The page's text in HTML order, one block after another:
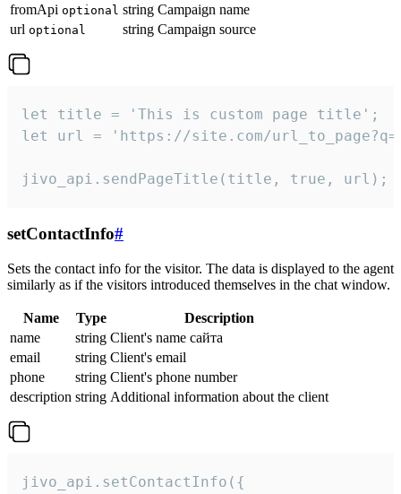
fromApi optional string Campaign name
url optional string Campaign source
let title = 'This is custom page title';
let url = 'https://site.com/
jivo_api.sendPageTitle(title, true, url);
setContactInfo#
Sets the contact info for the visitor. The data is displayed to the agent
similarly as if the visitors introduced themselves in the chat window.
Name Type
Description
name
string Client's name сайта
email
string Client's email
phone
string Client's phone number
description string Additional information about the client
jivo_api.setContactInfo({